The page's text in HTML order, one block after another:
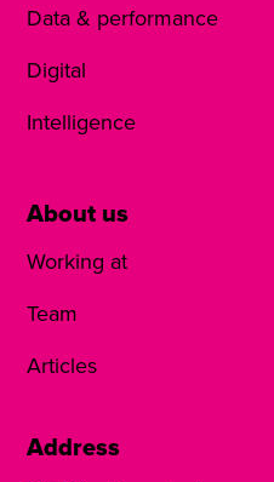
Data & performance
Digital
Intelligence
About us
Working at
Team
Articles
Address